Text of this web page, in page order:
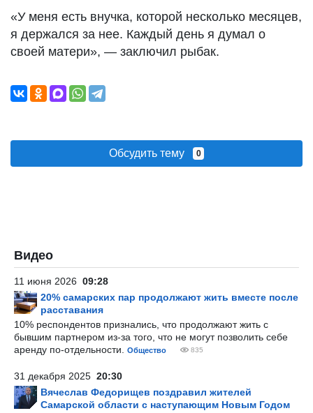
«У меня есть внучка, которой несколько месяцев,
я держался за нее. Каждый день я думал о
своей матери», — заключил рыбак.
Обсудить тему 0
Видео
11 июня 2026 09:28
20% самарских пар продолжают жить вместе после
расставания
10% респондентов признались, что продолжают жить с
бывшим партнером из-за того, что не могут позволить себе
аренду по-отдельности.
Общество 835
31 декабря 2025 20:30
Вячеслав Федорищев поздравил жителей
Самарской области с наступающим Новым Годом